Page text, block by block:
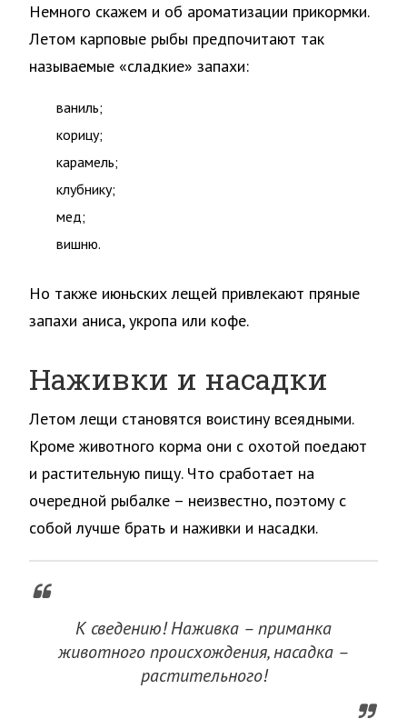
Немного скажем и об ароматизации прикормки.
Летом карповые рыбы предпочитают так
называемые «сладкие» запахи:
ваниль;
корицу;
карамель;
клубнику;
мед;
вишню.
Но также июньских лещей привлекают пряные
запахи аниса, укропа или кофе.
Наживки и насадки
Летом лещи становятся воистину всеядными.
Кроме животного корма они с охотой поедают
и растительную пищу. Что сработает на
очередной рыбалке – неизвестно, поэтому с
собой лучше брать и наживки и насадки.
К сведению! Наживка – приманка
животного происхождения, насадка –
растительного!